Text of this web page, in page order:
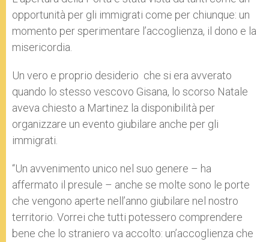
opportunità per gli immigrati come per chiunque: un
momento per sperimentare l’accoglienza, il dono e la
misericordia.
Un vero e proprio desiderio che si era avverato
quando lo stesso vescovo Gisana, lo scorso Natale
aveva chiesto a Martinez la disponibilità per
organizzare un evento giubilare anche per gli
immigrati.
“Un avvenimento unico nel suo genere – ha
affermato il presule – anche se molte sono le porte
che vengono aperte nell’anno giubilare nel nostro
territorio. Vorrei che tutti potessero comprendere
bene che lo straniero va accolto: un’accoglienza che